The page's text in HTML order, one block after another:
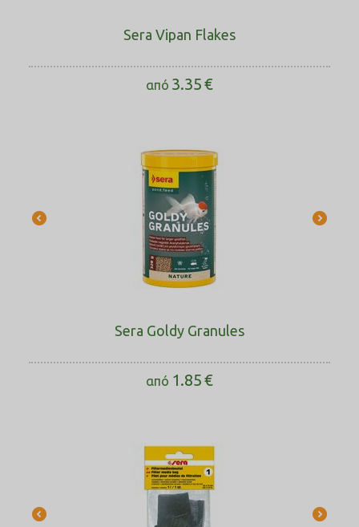
Sera Vipan Flakes
από 3.35€
Sera Goldy Granules
από 1.85€